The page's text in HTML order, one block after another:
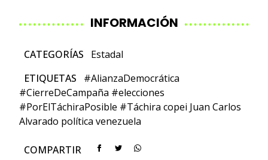
INFORMACIÓN
CATEGORÍAS
Estadal
ETIQUETAS
#AlianzaDemocrática
#CierreDeCampaña #elecciones
#PorElTáchiraPosible #Táchira copei Juan Carlos
Alvarado política venezuela
COMPARTIR